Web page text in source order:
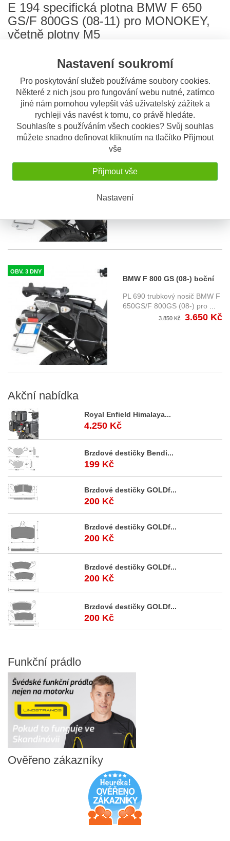
Nastavení soukromí
Pro poskytování služeb používáme soubory cookies.
Některé z nich jsou pro fungování webu nutné, zatímco
jiné nám pomohou vylepšit váš uživatelský zážitek a
rychleji vás navést k tomu, co právě hledáte.
Souhlasíte s používáním všech cookies? Svůj souhlas
můžete snadno definovat kliknutím na tlačítko Přijmout
vše
Přijmout vše
Nastavení
E 194 specifická plotna BMW F 650
GS/F 800GS (08-11) pro MONOKEY,
včetně plotny M5
Montážní návod
S tímto výrobkem si ostatní také
objednávají
nosič Givi PL690
PL 690 trubkový nosič BMW F
650GS/F 800GS (08-11) pro
OBV. 3 DNY
BMW F 800 GS (08-) boční
nosič Givi PL690
PL 690 trubkový nosič BMW F
650GS/F 800GS (08-) pro
3.850 Kč 3.650 Kč
Akční nabídka
Royal Enfield Himalaya...
4.250 Kč
Brzdové destičky Bendi...
199 Kč
Brzdové destičky GOLDf...
200 Kč
Brzdové destičky GOLDf...
200 Kč
Brzdové destičky GOLDf...
200 Kč
Brzdové destičky GOLDf...
200 Kč
Funkční prádlo
Ověřeno zákazníky